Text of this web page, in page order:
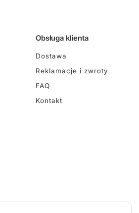
Obsługa klienta
Dostawa
Reklamacje i zwroty
FAQ
Kontakt